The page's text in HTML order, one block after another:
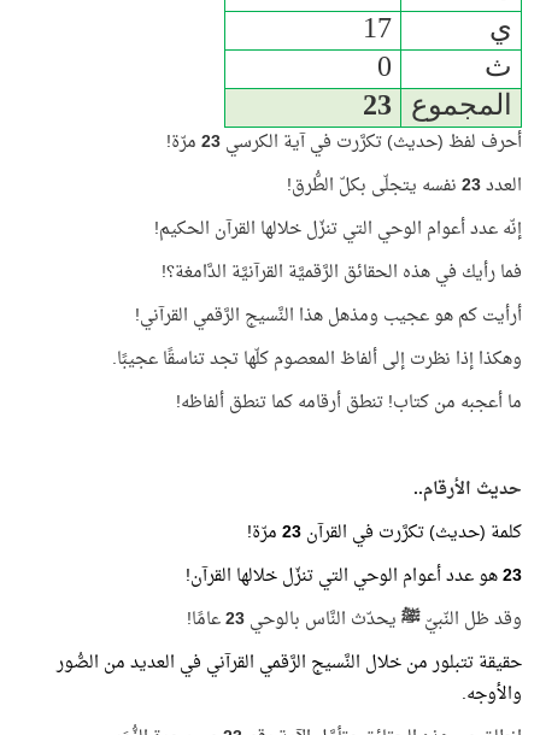
ي
17
ث
0
المجموع
23
أحرف لفظ (حديث) تكرَّرت في آية الكرسي23مرّة!
العدد23نفسه يتجلّى بكلّ الطُّرق!
إنّه عدد أعوام الوحي التي تنزّل خلالها القرآن الحكيم!
فما رأيك في هذه الحقائق الرَّقميَّة القرآنيَّة الدَّامغة؟!
أرأيت كم هو عجيب ومذهل هذا النَّسيج الرَّقمي القرآني!
وهكذا إذا نظرت إلى ألفاظ المعصوم كلّها تجد تناسقًا عجيبًا.
ما أعجبه من كتاب! تنطق أرقامه كما تنطق ألفاظه!
حديث الأرقام..
كلمة (حديث) تكرَّرت في القرآن23مرّة!
23هو عدد أعوام الوحي التي تنزّل خلالها القرآن!
وقد ظل النّبيّﷺيحدّث النَّاس بالوحي23عامًا!
حقيقة تتبلور من خلال النَّسيج الرَّقمي القرآني في العديد من الصُّور
والأوجه.